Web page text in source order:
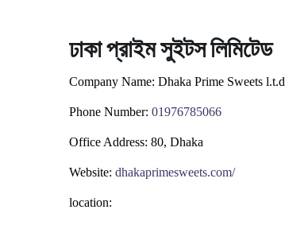
ঢাকা প্রাইম সুইটস লিমিটেড
Company Name: Dhaka Prime Sweets l.t.d
Phone Number: 01976785066
Office Address: 80, Dhaka
Website: dhakaprimesweets.com/
location: